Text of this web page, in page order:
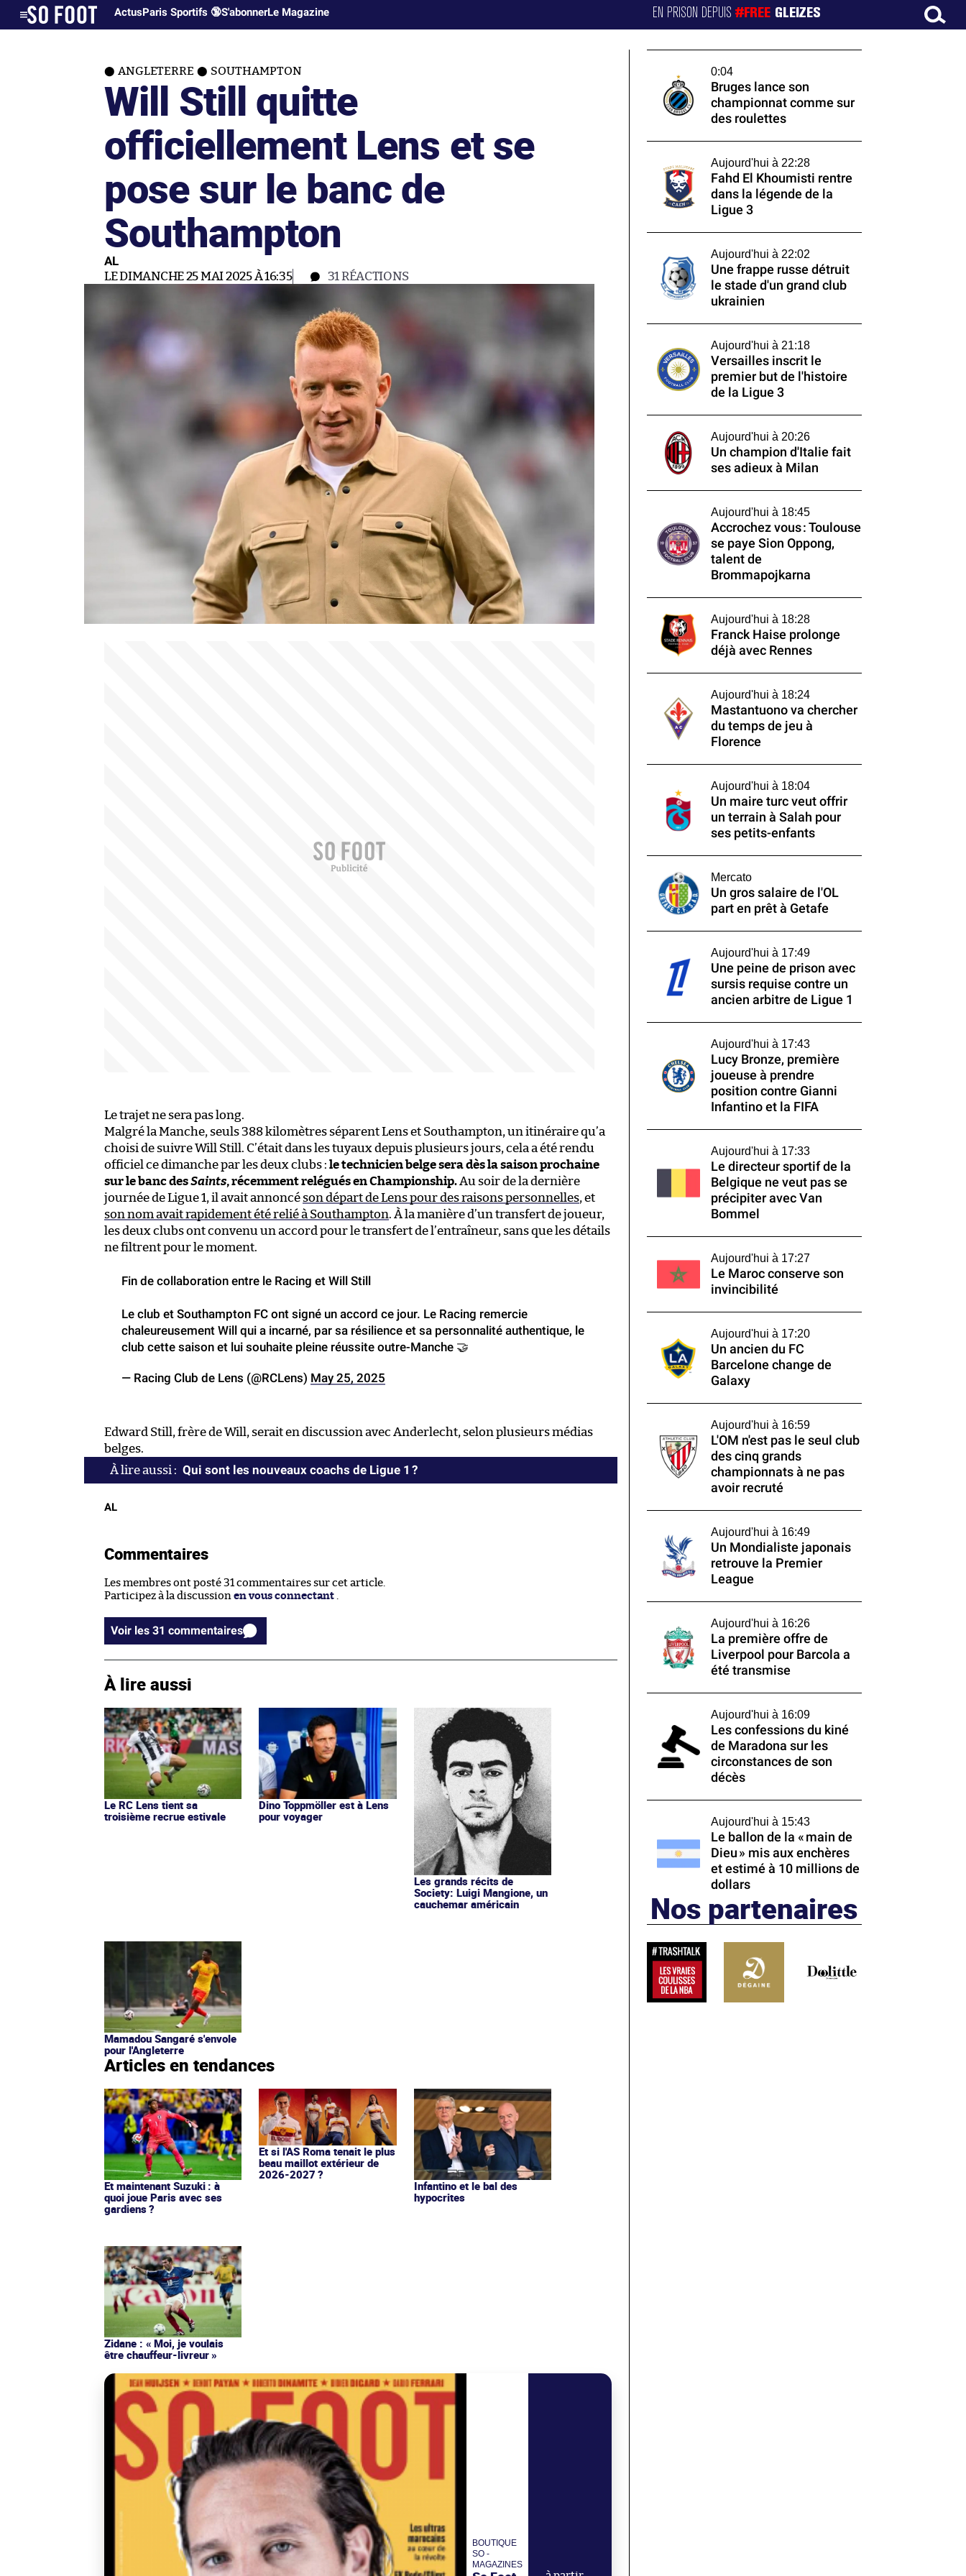
ActusParis Sportifs 🔞S'abonnerLe Magazine EN PRISON DEPUIS#FREE GLEIZES
ANGLETERRE SOUTHAMPTON
Will Still quitte
officiellement Lens et se
pose sur le banc de
Southampton
AL
LE DIMANCHE 25 MAI 2025 À 16:35 31 RÉACTIONS
Le trajet ne sera pas long.
Malgré la Manche, seuls 388 kilomètres séparent Lens et Southampton, un itinéraire qu’a
choisi de suivre Will Still. C’était dans les tuyaux depuis plusieurs jours, cela a été rendu
officiel ce dimanche par les deux clubs : le technicien belge sera dès la saison prochaine
sur le banc desSaints, récemment relégués en Championship.Au soir de la dernière
journée de Ligue 1, il avait annoncé son départ de Lens pour des raisons personnelles, et
son nom avait rapidement été relié à Southampton. À la manière d’un transfert de joueur,
les deux clubs ont convenu un accord pour le transfert de l’entraîneur, sans que les détails
ne filtrent pour le moment.
Fin de collaboration entre le Racing et Will Still
Le club et Southampton FC ont signé un accord ce jour. Le Racing remercie
chaleureusement Will qui a incarné, par sa résilience et sa personnalité authentique, le
club cette saison et lui souhaite pleine réussite outre-Manche 🤝
— Racing Club de Lens (@RCLens) May 25, 2025
Edward Still, frère de Will, serait en discussion avec Anderlecht, selon plusieurs médias
belges.
Qui sont les nouveaux coachs de Ligue 1 ?
AL
Commentaires
Les membres ont posté 31 commentaires sur cet article.
Participez à la discussion en vous connectant
Voir les 31 commentaires
À lire aussi
Le RC Lens tient sa
troisième recrue estivale
Dino Toppmöller est à Lens
pour voyager
Les grands récits de
Society: Luigi Mangione, un
cauchemar américain
Mamadou Sangaré s'envole
pour l'Angleterre
Articles en tendances
Et maintenant Suzuki : à
quoi joue Paris avec ses
gardiens ?
Et si l'AS Roma tenait le plus
beau maillot extérieur de
2026-2027 ?
Infantino et le bal des
hypocrites
Zidane : « Moi, je voulais
être chauffeur-livreur »
BOUTIQUE
SO -
MAGAZINES
0:04
Bruges lance son
championnat comme sur
des roulettes
Aujourd'hui à 22:28
Fahd El Khoumisti rentre
dans la légende de la
Ligue 3
Aujourd'hui à 22:02
Une frappe russe détruit
le stade d'un grand club
ukrainien
Aujourd'hui à 21:18
Versailles inscrit le
premier but de l'histoire
de la Ligue 3
Aujourd'hui à 20:26
Un champion d'Italie fait
ses adieux à Milan
Aujourd'hui à 18:45
Accrochez vous : Toulouse
se paye Sion Oppong,
talent de
Brommapojkarna
Aujourd'hui à 18:28
Franck Haise prolonge
déjà avec Rennes
Aujourd'hui à 18:24
Mastantuono va chercher
du temps de jeu à
Florence
Aujourd'hui à 18:04
Un maire turc veut offrir
un terrain à Salah pour
ses petits-enfants
Mercato
Un gros salaire de l'OL
part en prêt à Getafe
Aujourd'hui à 17:49
Une peine de prison avec
sursis requise contre un
ancien arbitre de Ligue 1
Aujourd'hui à 17:43
Lucy Bronze, première
joueuse à prendre
position contre Gianni
Infantino et la FIFA
Aujourd'hui à 17:33
Le directeur sportif de la
Belgique ne veut pas se
précipiter avec Van
Bommel
Aujourd'hui à 17:27
Le Maroc conserve son
invincibilité
Aujourd'hui à 17:20
Un ancien du FC
Barcelone change de
Galaxy
Aujourd'hui à 16:59
L'OM n'est pas le seul club
des cinq grands
championnats à ne pas
avoir recruté
Aujourd'hui à 16:49
Un Mondialiste japonais
retrouve la Premier
League
Aujourd'hui à 16:26
La première offre de
Liverpool pour Barcola a
été transmise
Aujourd'hui à 16:09
Les confessions du kiné
de Maradona sur les
circonstances de son
décès
Aujourd'hui à 15:43
Le ballon de la « main de
Dieu » mis aux enchères
et estimé à 10 millions de
dollars
Nos partenaires